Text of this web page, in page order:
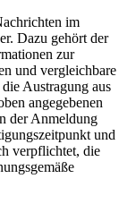
im
Dazu gehört der
zur
und vergleichbare
Austragung aus
angegebenen
der Anmeldung
und
verpflichtet, die